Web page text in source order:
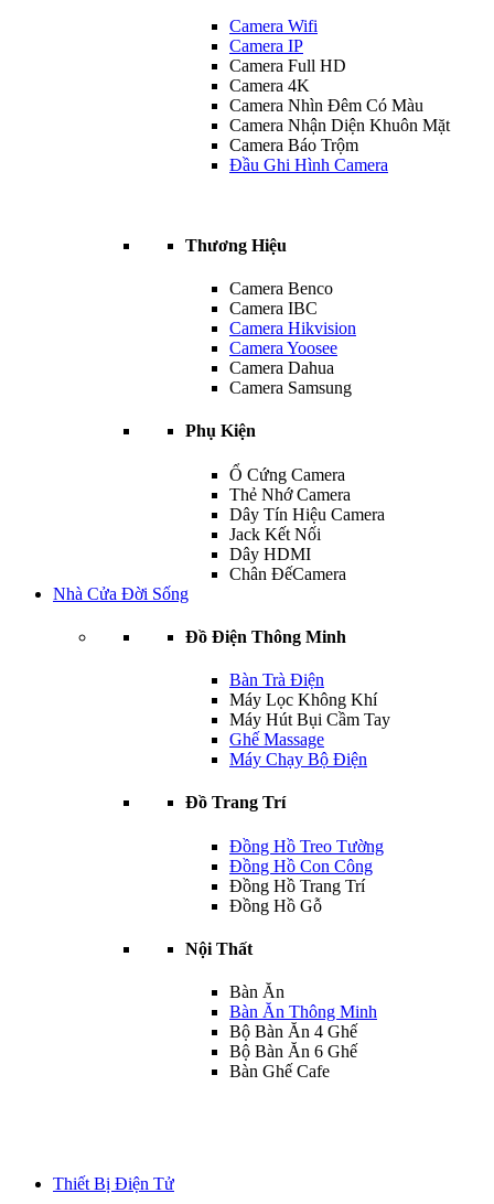
Camera Wifi
Camera IP
Camera Full HD
Camera 4K
Camera Nhìn Đêm Có Màu
Camera Nhận Diện Khuôn Mặt
Camera Báo Trộm
Đầu Ghi Hình Camera
Thương Hiệu
Camera Benco
Camera IBC
Camera Hikvision
Camera Yoosee
Camera Dahua
Camera Samsung
Phụ Kiện
Ổ Cứng Camera
Thẻ Nhớ Camera
Dây Tín Hiệu Camera
Jack Kết Nối
Dây HDMI
Chân ĐếCamera
Nhà Cửa Đời Sống
Đồ Điện Thông Minh
Bàn Trà Điện
Máy Lọc Không Khí
Máy Hút Bụi Cầm Tay
Ghế Massage
Máy Chạy Bộ Điện
Đồ Trang Trí
Đồng Hồ Treo Tường
Đồng Hồ Con Công
Đồng Hồ Trang Trí
Đồng Hồ Gỗ
Nội Thất
Bàn Ăn
Bàn Ăn Thông Minh
Bộ Bàn Ăn 4 Ghế
Bộ Bàn Ăn 6 Ghế
Bàn Ghế Cafe
Thiết Bị Điện Tử